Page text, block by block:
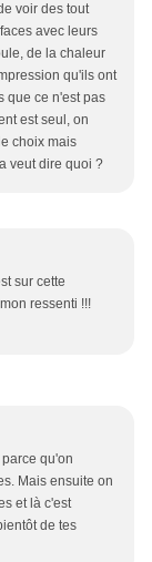
voir des tout
avec leurs
de la chaleur
qu'ils ont
que ce n'est pas
est seul, on
choix mais
veut dire quoi ?
sur cette
ressenti !!!
qu'on
Mais ensuite on
et là c'est
de tes